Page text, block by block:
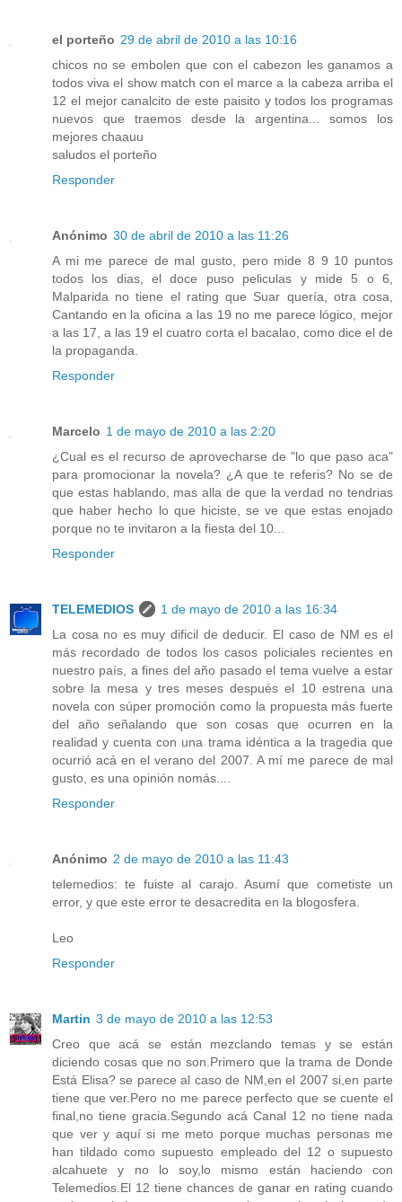
el porteño 29 de abril de 2010 a las 10:16
chicos no se embolen que con el cabezon les ganamos a
todos viva el show match con el marce a la cabeza arriba el
12 el mejor canalcito de este paisito y todos los programas
nuevos que traemos desde la argentina... somos los
mejores chaauu
saludos el porteño
Responder
Anónimo 30 de abril de 2010 a las 11:26
A mi me parece de mal gusto, pero mide 8 9 10 puntos
todos los dias, el doce puso peliculas y mide 5 o 6,
Malparida no tiene el rating que Suar quería, otra cosa,
Cantando en la oficina a las 19 no me parece lógico, mejor
a las 17, a las 19 el cuatro corta el bacalao, como dice el de
la propaganda.
Responder
Marcelo 1 de mayo de 2010 a las 2:20
¿Cual es el recurso de aprovecharse de "lo que paso aca"
para promocionar la novela? ¿A que te referis? No se de
que estas hablando, mas alla de que la verdad no tendrias
que haber hecho lo que hiciste, se ve que estas enojado
porque no te invitaron a la fiesta del 10...
Responder
TELEMEDIOS
1 de mayo de 2010 a las 16:34
La cosa no es muy dificil de deducir. El caso de NM es el
más recordado de todos los casos policiales recientes en
nuestro país, a fines del año pasado el tema vuelve a estar
sobre la mesa y tres meses después el 10 estrena una
novela con súper promoción como la propuesta más fuerte
del año señalando que son cosas que ocurren en la
realidad y cuenta con una trama idéntica a la tragedia que
ocurrió acá en el verano del 2007. A mí me parece de mal
gusto, es una opinión nomás....
Responder
Anónimo 2 de mayo de 2010 a las 11:43
telemedios: te fuiste al carajo. Asumí que cometiste un
error, y que este error te desacredita en la blogosfera.
Leo
Responder
Martin 3 de mayo de 2010 a las 12:53
Creo que acá se están mezclando temas y se están
diciendo cosas que no son.Primero que la trama de Donde
Está Elisa? se parece al caso de NM,en el 2007 si,en parte
tiene que ver.Pero no me parece perfecto que se cuente el
final,no tiene gracia.Segundo acá Canal 12 no tiene nada
que ver y aquí si me meto porque muchas personas me
han tildado como supuesto empleado del 12 o supuesto
alcahuete y no lo soy,lo mismo están haciendo con
Telemedios.El 12 tiene chances de ganar en rating cuando